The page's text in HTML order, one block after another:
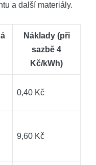
a další materiály.
Náklady (při⁣
sazbě 4
Kč/kWh)
0,40 Kč
9,60 Kč